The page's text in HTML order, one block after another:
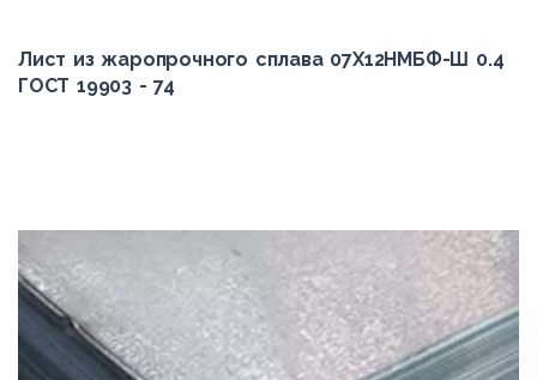
Alloy 520
alloy TD
Jethete M152
Multimet n155
Лист из жаропрочного сплава 07Х12НМБФ-Ш 0.4
ГОСТ 19903 - 74